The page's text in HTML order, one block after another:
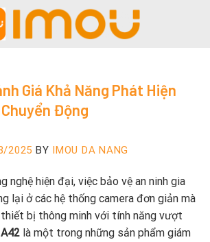
Giá Khả Năng Phát Hiện
Động
2025 BY IMOU DA NANG
nghệ hiện đại, việc bảo vệ an ninh gia
lại ở các hệ thống camera đơn giản mà
bị thông minh với tính năng vượt
là một trong những sản phẩm giám